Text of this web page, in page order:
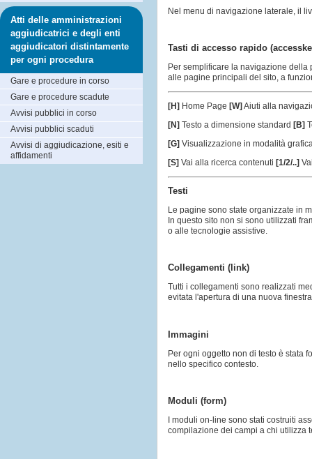
Nel menu di navigazione laterale, il
Tasti di accesso rapido
Per semplificare la navigazione
alle pagine principali del sito, a
[H] Home Page [W] Aiuti alla
[N] Testo a dimensione standard [B]
[G] Visualizzazione in modalità
[S] Vai alla ricerca contenuti [1/2/..]
Testi
Le pagine sono state organizzate in
In questo sito non si sono utilizzati
o alle tecnologie assistive.
Collegamenti (link)
Tutti i collegamenti sono realizzati
evitata l'apertura di una nuova
Immagini
Per ogni oggetto non di testo è stata
nello specifico contesto.
Moduli (form)
I moduli on-line sono stati costruiti
compilazione dei campi a chi utilizza
Atti delle amministrazioni
aggiudicatrici e degli enti
aggiudicatori distintamente
per ogni procedura
Gare e procedure in corso
Gare e procedure scadute
Avvisi pubblici in corso
Avvisi pubblici scaduti
Avvisi di aggiudicazione, esiti e
affidamenti